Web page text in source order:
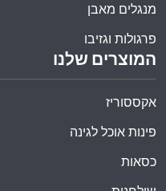
המוצרים שלנו
אקססוריז
פינות אוכל לגינה
כסאות
מנגלים מאבן
פרגולות וגזיבו